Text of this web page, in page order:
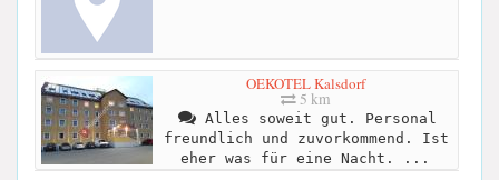
OEKOTEL Kalsdorf
5 km
Alles soweit gut. Personal
freundlich und zuvorkommend. Ist
eher was für eine Nacht. ...